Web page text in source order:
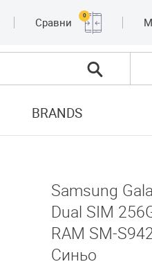
Сравни
0
BRANDS
Samsung
Dual SIM
RAM SM-
Синьо